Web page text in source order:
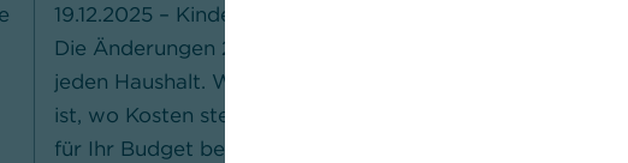
19.12.2025 – Kindergeld, Rente, Lohn:
Die Änderungen 2026 betreffen fast
jeden Haushalt. Wo mehr Geld drin
ist, wo Kosten steigen – und was das
für Ihr Budget bedeutet.